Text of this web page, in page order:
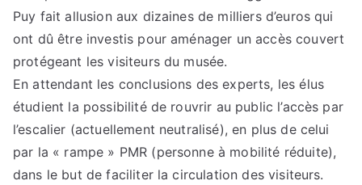
Puy fait allusion aux dizaines de milliers d’euros qui
ont dû être investis pour aménager un accès couvert
protégeant les visiteurs du musée.
En attendant les conclusions des experts, les élus
étudient la possibilité de rouvrir au public l’accès par
l’escalier (actuellement neutralisé), en plus de celui
par la « rampe » PMR (personne à mobilité réduite),
dans le but de faciliter la circulation des visiteurs.